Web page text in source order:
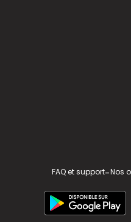
FAQ et support-Nos